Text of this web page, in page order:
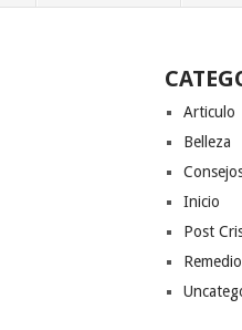
Articulo
Belleza
Inicio
Post